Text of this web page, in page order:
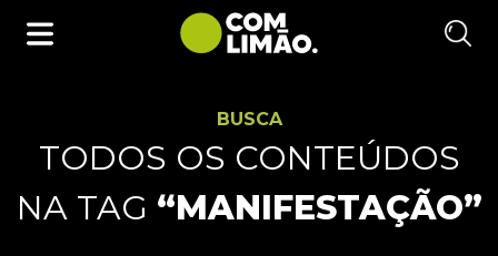
BUSCA
TODOS OS CONTEÚDOS
NA TAG “MANIFESTAÇÃO”